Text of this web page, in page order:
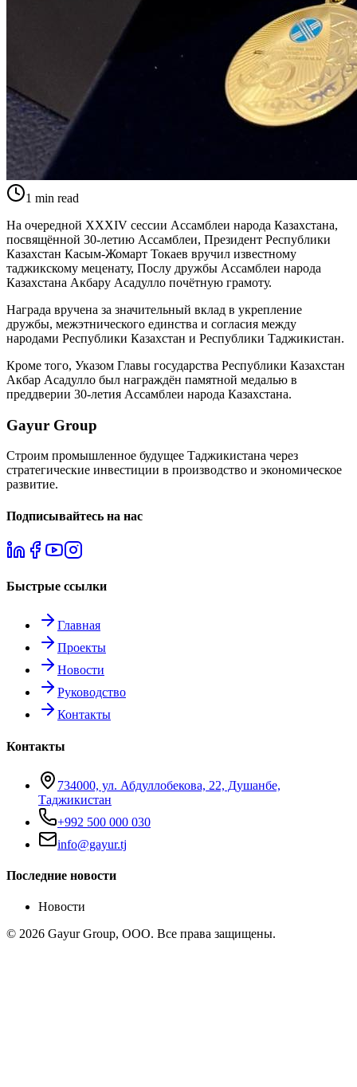
1 min read
На очередной XXXIV сессии Ассамблеи народа Казахстана,
посвящённой 30-летию Ассамблеи, Президент Республики
Казахстан Касым-Жомарт Токаев вручил известному
таджикскому меценату, Послу дружбы Ассамблеи народа
Казахстана Акбару Асадулло почётную грамоту.
Награда вручена за значительный вклад в укрепление
дружбы, межэтнического единства и согласия между
народами Республики Казахстан и Республики Таджикистан.
Кроме того, Указом Главы государства Республики Казахстан
Акбар Асадулло был награждён памятной медалью в
преддверии 30-летия Ассамблеи народа Казахстана.
Gayur Group
Строим промышленное будущее Таджикистана через
стратегические инвестиции в производство и экономическое
развитие.
Подписывайтесь на нас
Быстрые ссылки
Главная
Проекты
Новости
Руководство
Контакты
Контакты
734000, ул. Абдуллобекова, 22, Душанбе,
Таджикистан
+992 500 000 030
info@gayur.tj
Последние новости
Новости
© 2026 Gayur Group, ООО. Все права защищены.